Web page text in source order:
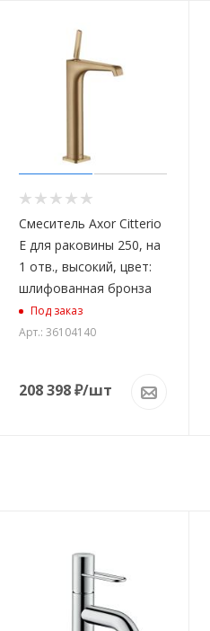
Смеситель Axor Citterio
E для раковины 250, на
1 отв., высокий, цвет:
шлифованная бронза
Под заказ
Арт.: 36104140
208 398₽/шт